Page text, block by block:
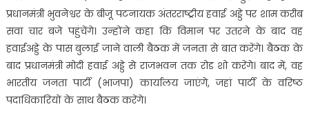
प्रधानमंत्री भुवनेश्वर के बीजू पटनायक अंतरराष्ट्रीय हवाई अड्डे पर शाम करीब
सवा चार बजे पहुंचेंगे। उन्होंने कहा कि विमान पर उतरने के बाद वह
हवाईअड्डे के पास बुलाई जाने वाली बैठक में जनता से बात करेंगे। बैठक के
बाद प्रधानमंत्री मोदी हवाई अड्डे से राजभवन तक रोड शो करेंगे। बाद में, वह
भारतीय जनता पार्टी (भाजपा) कार्यालय जाएंगे, जहां पार्टी के वरिष्ठ
पदाधिकारियों के साथ बैठक करेंगे।